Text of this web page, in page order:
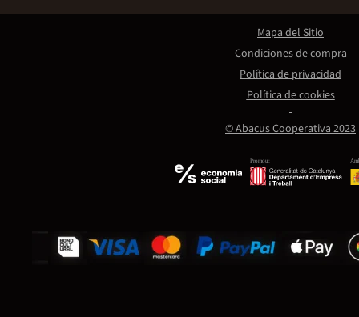
Promou:
© Abacus Cooperativa 2023
Mapa del Sitio
Condiciones de compra
Política de privacidad
Política de cookies